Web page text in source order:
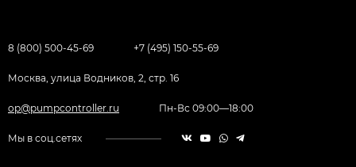
8 (800) 500-45-69 +7 (495) 150-55-69
Москва, улица Водников, 2, стр. 16
op@pumpcontroller.ru Пн-Вс 09:00—18:00
Мы в соц.сетях